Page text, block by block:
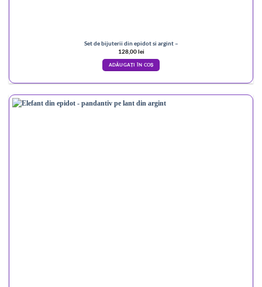
Set de bijuterii din epidot si argint –
128,00lei
ADĂUGAȚI ÎN COȘ